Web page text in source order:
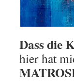
Dass die
hier hat